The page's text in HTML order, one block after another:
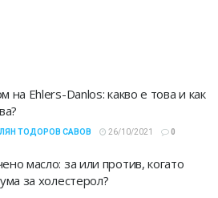
на Ehlers-Danlos: какво е това и как
ТОДОРОВ САВОВ 26/10/2021 0
масло: за или против, когато
за холестерол?